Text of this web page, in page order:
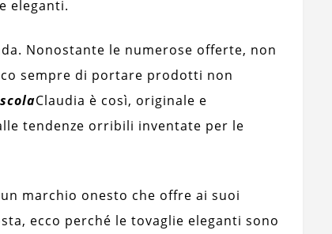
eleganti.
Nonostante le numerose offerte, non
sempre di portare prodotti non
Claudia è così, originale e
tendenze orribili inventate per le
marchio onesto che offre ai suoi
ecco perché le tovaglie eleganti sono